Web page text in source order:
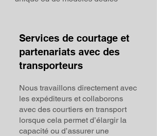
Services de courtage et
partenariats avec des
transporteurs
Nous travaillons directement avec
les expéditeurs et collaborons
avec des courtiers en transport
lorsque cela permet d’élargir la
capacité ou d’assurer une